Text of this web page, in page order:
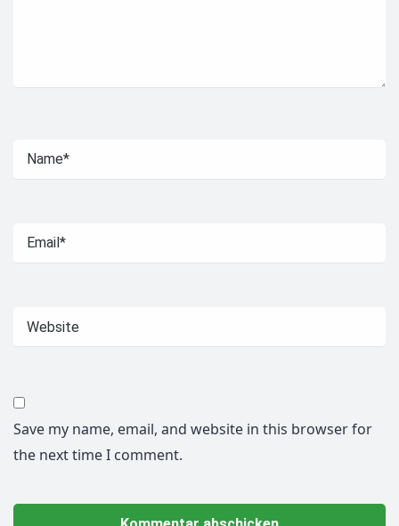
Save my name, email, and website in this browser for
the next time I comment.